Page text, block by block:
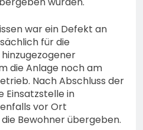
war ein Defekt an
für die
die Anlage noch am
Nach Abschluss der
Einsatzstelle in
vor Ort
Bewohner übergeben.